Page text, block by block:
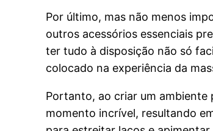
Por último, mas não menos
outros acessórios essenciais
ter tudo à disposição não só
colocado na experiência da
Portanto, ao criar um ambiente
momento incrível, resultando